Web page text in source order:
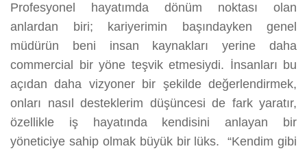
Profesyonel hayatımda dönüm noktası olan
anlardan biri; kariyerimin başındayken genel
müdürün beni insan kaynakları yerine daha
commercial bir yöne teşvik etmesiydi. İnsanları bu
açıdan daha vizyoner bir şekilde değerlendirmek,
onları nasıl desteklerim düşüncesi de fark yaratır,
özellikle iş hayatında kendisini anlayan bir
yöneticiye sahip olmak büyük bir lüks. “Kendim gibi